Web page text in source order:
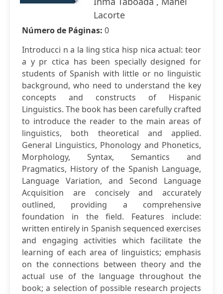
Lacorte
Número de Páginas: 0
Introducci n a la ling stica hisp nica actual: teor
a y pr ctica has been specially designed for
students of Spanish with little or no linguistic
background, who need to understand the key
concepts and constructs of Hispanic
Linguistics. The book has been carefully crafted
to introduce the reader to the main areas of
linguistics, both theoretical and applied.
General Linguistics, Phonology and Phonetics,
Morphology, Syntax, Semantics and
Pragmatics, History of the Spanish Language,
Language Variation, and Second Language
Acquisition are concisely and accurately
outlined, providing a comprehensive
foundation in the field. Features include:
written entirely in Spanish sequenced exercises
and engaging activities which facilitate the
learning of each area of linguistics; emphasis
on the connections between theory and the
actual use of the language throughout the
book; a selection of possible research projects